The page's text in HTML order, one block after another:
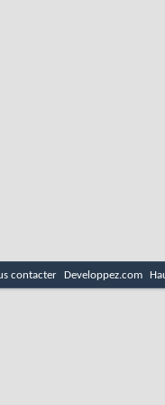
contacter Developpez.com